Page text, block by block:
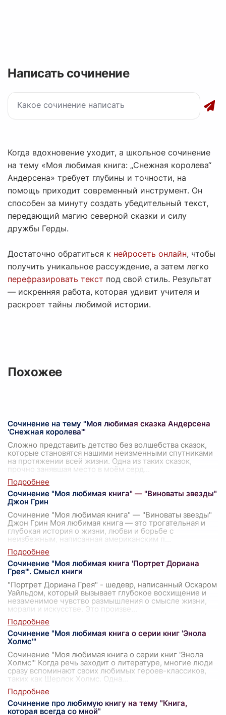
Написать сочинение
Когда вдохновение уходит, а школьное сочинение
на тему «Моя любимая книга: „Снежная королева“
Андерсена» требует глубины и точности, на
помощь приходит современный инструмент. Он
способен за минуту создать убедительный текст,
передающий магию северной сказки и силу
дружбы Герды.
Достаточно обратиться к нейросеть онлайн, чтобы
получить уникальное рассуждение, а затем легко
перефразировать текст под свой стиль. Результат
— искренняя работа, которая удивит учителя и
раскроет тайны любимой истории.
Похожее
Сочинение на тему "Моя любимая сказка Андерсена
'Снежная королева'"
Сложно представить детство без волшебства сказок,
которые становятся нашими неизменными спутниками
на протяжении всей жизни. Одна из таких сказок,
прочно занявшая место в моём серд
Сочинение "Моя любимая книга" — "Виноваты звезды"
Джон Грин
Сочинение "Моя любимая книга" — "Виноваты звезды"
Джон Грин Моя любимая книга — это трогательная и
глубокая история о жизни, любви и борьбе с
неизбежным, написанная американским п
Сочинение "Моя любимая книга 'Портрет Дориана
Грея'". Смысл книги
"Портрет Дориана Грея" - шедевр, написанный Оскаром
Уайльдом, который вызывает глубокое восхищение и
незаменимое чувство размышления о смысле жизни,
морали и искусстве. Это произве
Сочинение "Моя любимая книга о серии книг 'Энола
Холмс'"
Сочинение "Моя любимая книга о серии книг 'Энола
Холмс'" Когда речь заходит о литературе, многие люди
сразу вспоминают своих любимых героев-классиков,
таких как Шерлок Холмс. Одна
Сочинение про любимую книгу на тему "Книга,
которая всегда со мной"